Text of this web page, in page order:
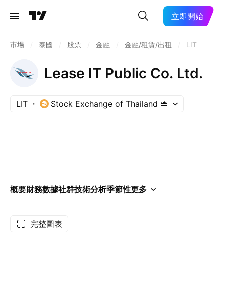
立即開始
市場 泰國 股票 金融 金融/租賃/出租 LIT
Lease IT Public Co. Ltd.
LIT Stock Exchange of Thailand
概要財務數據社群技術分析季節性更多
完整圖表